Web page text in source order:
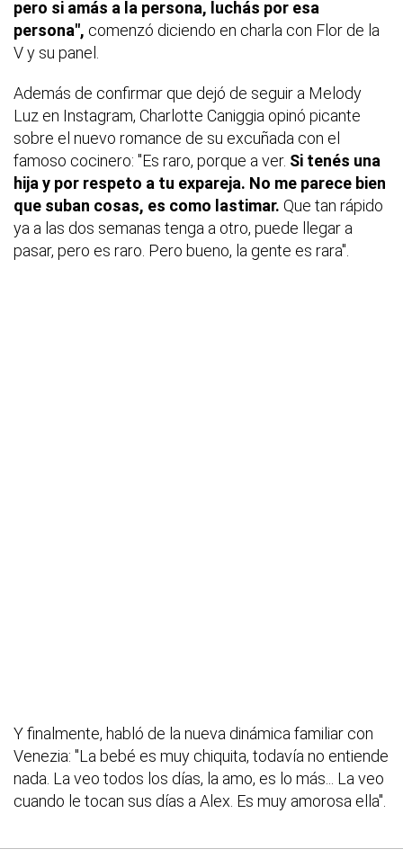
pero si amás a la persona, luchás por esa
persona", comenzó diciendo en charla con Flor de la
V y su panel.
Además de confirmar que dejó de seguir a Melody
Luz en Instagram, Charlotte Caniggia opinó picante
sobre el nuevo romance de su excuñada con el
famoso cocinero: "Es raro, porque a ver. Si tenés una
hija y por respeto a tu expareja. No me parece bien
que suban cosas, es como lastimar. Que tan rápido
ya a las dos semanas tenga a otro, puede llegar a
pasar, pero es raro. Pero bueno, la gente es rara".
Y finalmente, habló de la nueva dinámica familiar con
Venezia: "La bebé es muy chiquita, todavía no entiende
nada. La veo todos los días, la amo, es lo más... La veo
cuando le tocan sus días a Alex. Es muy amorosa ella".